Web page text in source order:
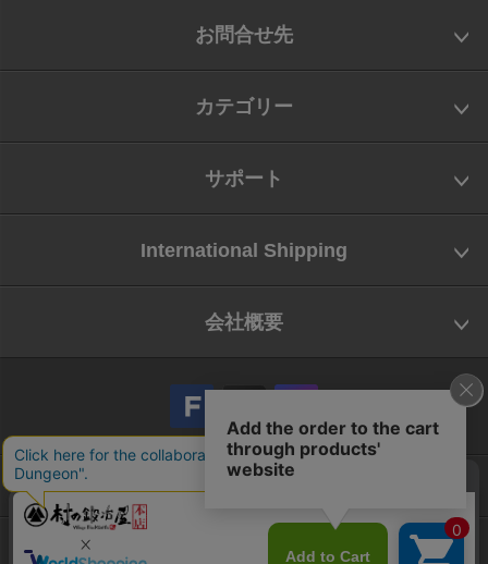
お問合せ先
カテゴリー
サポート
International Shipping
会社概要
会社概要
お問い合わせ